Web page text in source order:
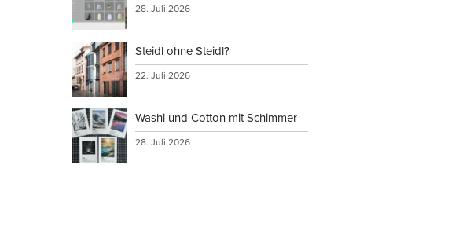
28. Juli 2026
Steidl ohne Steidl?
22. Juli 2026
Washi und Cotton mit Schimmer
28. Juli 2026